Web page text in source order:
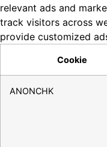
relevant ads and
track visitors across
provide customized
Cookie
ANONCHK